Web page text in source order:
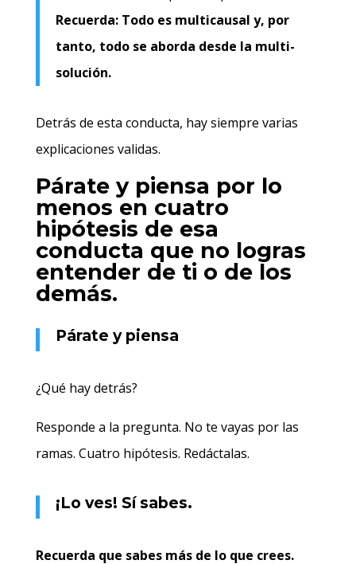
Recuerda: Todo es multicausal y, por
tanto, todo se aborda desde la multi-
solución.
Detrás de esta conducta, hay siempre varias
explicaciones validas.
Párate y piensa por lo
menos en cuatro
hipótesis de esa
conducta que no logras
entender de ti o de los
demás.
Párate y piensa
¿Qué hay detrás?
Responde a la pregunta. No te vayas por las
ramas. Cuatro hipótesis. Redáctalas.
¡Lo ves! Sí sabes.
Recuerda que sabes más de lo que crees.